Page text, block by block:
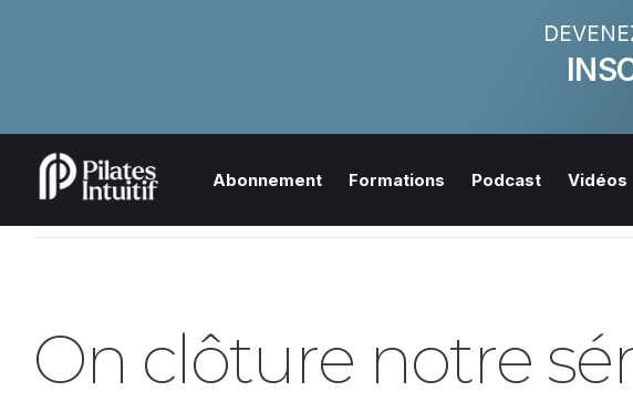
Abonnement Formations Podcast Vidéos
On clôture notre